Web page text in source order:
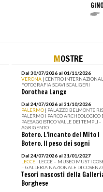
MOSTRE
Dal 30/07/2026 al 01/11/2026
VERONA | CENTRO
FOTOGRAFIA SCAVI SCALIGERI
Dorothea Lange
Dal 24/07/2026 al 31/10/2026
PALERMO | PALAZZO BELMONTE
PALERMO I PARCO ARCHEOLOGICO
PAESAGGISTICO VALLE DEI TEMPLI -
AGRIGENTO
Botero. L’incanto del Mito I
Botero. Il peso dei sogni
Dal 24/07/2026 al 31/01/2027
LECCE | LECCE – MUSEO MUST I
– GALLERIA NAZIONALE DI
Tesori nascosti della
Borghese